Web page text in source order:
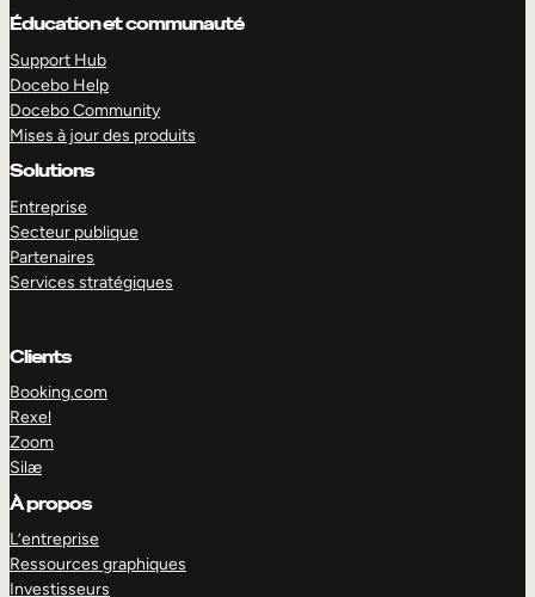
Éducation et communauté
Support Hub
Docebo Help
Docebo Community
Mises à jour des produits
Solutions
Entreprise
Secteur publique
Partenaires
Services stratégiques
Clients
Booking.com
Rexel
Zoom
Silæ
À propos
L’entreprise
Ressources graphiques
Investisseurs